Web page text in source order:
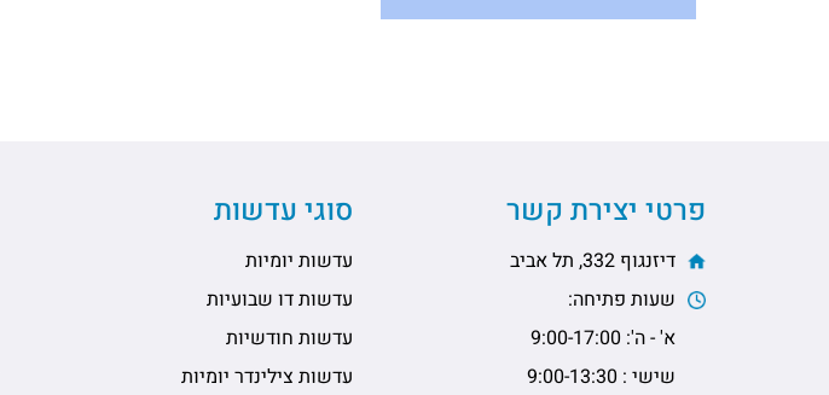
פרטי יצירת קשר
דיזנגוף 332, תל אביב
שעות פתיחה:
א' - ה': 9:00-17:00
שישי : 9:00-13:30
סוגי עדשות
עדשות יומיות
עדשות דו שבועיות
עדשות חודשיות
עדשות צילינדר יומיות